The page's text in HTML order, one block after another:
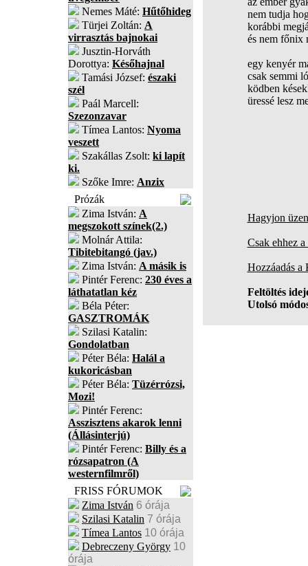
Nemes Máté: Hűtőhideg
Türjei Zoltán: A
virrasztás bajnokai
Jusztin-Horváth
Dorottya: Későhajnal
Tamási József: északi
szél
Paál Marcell:
Szezonzavar
Tímea Lantos: Nyoma
veszett
Szakállas Zsolt: ki lapít
ki.
Szőke Imre: Anzix
Prózák
Zima István: A
megszokott színek(2.)
Molnár Attila:
Tibitebitangó (jav.)
Zima István: A másik is
Pintér Ferenc: 230 éves a
láthatatlan kéz
Béla Péter:
GASZTROMÁK
Szilasi Katalin:
Gondolatban
Péter Béla: Halál a
kukoricásban
Péter Béla: Tüzérrózsi,
Mozi!
Pintér Ferenc:
Asszisztens akarok lenni
(Állásinterjú)
Pintér Ferenc: Billy és a
rózsapatron (A
westernfilmről)
FRISS FÓRUMOK
Zima István 6 órája
Szilasi Katalin 7 órája
Tímea Lantos 10 órája
Debreczeny György 10
órája
nem tudja
korábbi
és nem főnix
egy kenyér
csak semmi
ködben
üressé lesz
Hagyjon
Csak ehhez
Hozzáadás
Feltöltés
Utolsó